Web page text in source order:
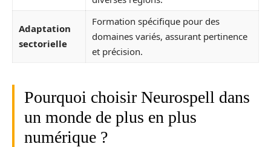
Adaptation
sectorielle
Formation spécifique pour des
domaines variés, assurant pertinence
et précision.
Pourquoi choisir Neurospell dans
un monde de plus en plus
numérique ?